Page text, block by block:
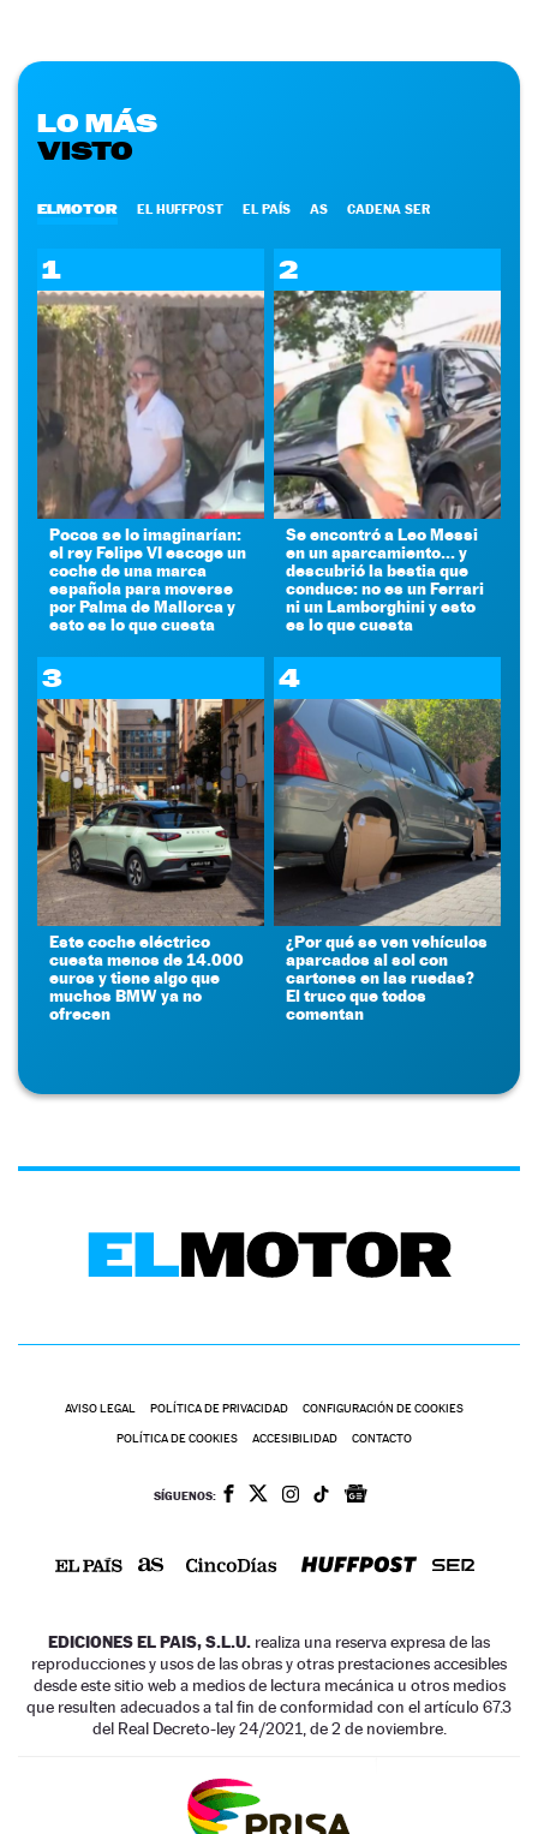
LO MÁS
VISTO
ELMOTOR EL HUFFPOST EL PAÍS AS CADENA SER
1
Pocos se lo imaginarían:
el rey Felipe VI escoge un
coche de una marca
española para moverse
por Palma de Mallorca y
esto es lo que cuesta
2
Se encontró a Leo Messi
en un aparcamiento... y
descubrió la bestia que
conduce: no es un Ferrari
ni un Lamborghini y esto
es lo que cuesta
3
Este coche eléctrico
cuesta menos de 14.000
euros y tiene algo que
muchos BMW ya no
ofrecen
4
¿Por qué se ven vehículos
aparcados al sol con
cartones en las ruedas?
El truco que todos
comentan
AVISO LEGAL POLÍTICA DE PRIVACIDAD CONFIGURACIÓN DE COOKIES
POLÍTICA DE COOKIES ACCESIBILIDAD CONTACTO
SÍGUENOS:
EDICIONES EL PAIS, S.L.U. realiza una reserva expresa de las
reproducciones y usos de las obras y otras prestaciones accesibles
desde este sitio web a medios de lectura mecánica u otros medios
que resulten adecuados a tal fin de conformidad con el artículo 67.3
del Real Decreto-ley 24/2021, de 2 de noviembre.